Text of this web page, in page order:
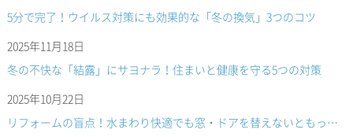
5分で完了！ウイルス対策にも効果的な「冬の換気」3つのコツ
2025年11月18日
冬の不快な「結露」にサヨナラ！住まいと健康を守る5つの対策
2025年10月22日
リフォームの盲点！水まわり快適でも窓・ドアを替えないともったいない理由